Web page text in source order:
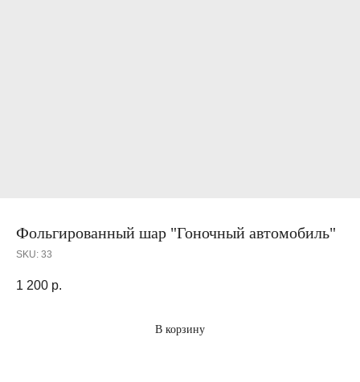
Фольгированный шар "Гоночный автомобиль"
SKU: 33
1 200 р.
В корзину